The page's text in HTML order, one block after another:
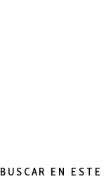
BUSCAR EN ESTE